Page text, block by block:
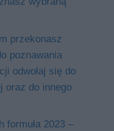
przekonasz
poznawania
odwołaj się do
oraz do innego
formuła 2023 –